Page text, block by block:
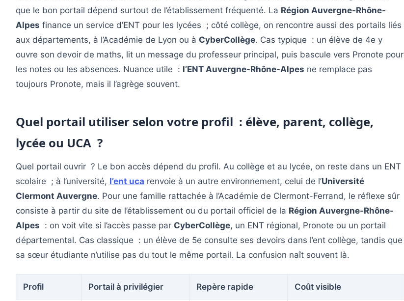
que le bon portail dépend surtout de l’établissement fréquenté. La Région Auvergne-Rhône-
Alpes finance un service d’ENT pour les lycées ; côté collège, on rencontre aussi des portails liés
aux départements, à l’Académie de Lyon ou à CyberCollège. Cas typique : un élève de 4e y
ouvre son devoir de maths, lit un message du professeur principal, puis bascule vers Pronote pour
les notes ou les absences. Nuance utile : l’ENT Auvergne-Rhône-Alpes ne remplace pas
toujours Pronote, mais il l’agrège souvent.
Quel portail utiliser selon votre profil : élève, parent, collège,
lycée ou UCA ?
Quel portail ouvrir ? Le bon accès dépend du profil. Au collège et au lycée, on reste dans un ENT
scolaire ; à l’université, l’ent uca renvoie à un autre environnement, celui de l’Université
Clermont Auvergne. Pour une famille rattachée à l’Académie de Clermont-Ferrand, le réflexe sûr
consiste à partir du site de l’établissement ou du portail officiel de la Région Auvergne-Rhône-
Alpes : on voit vite si l’accès passe par CyberCollège, un ENT régional, Pronote ou un portail
départemental. Cas classique : un élève de 5e consulte ses devoirs dans l’ent collège, tandis que
sa sœur étudiante n’utilise pas du tout le même portail. La confusion naît souvent là.
Profil Portail à privilégier Repère rapide Coût visible